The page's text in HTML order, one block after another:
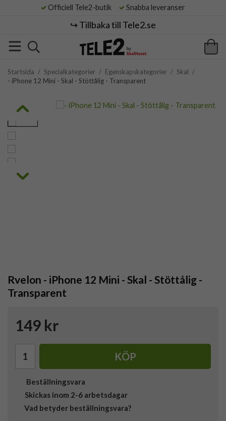
Officiell Tele2-butik Snabba leveranser
↪️ Tillbaka till Tele2.se
Startsida / Specialkategorier / Egenskapskategorier / Skal /
- iPhone 12 Mini - Skal - Stöttålig - Transparent
Rvelon - iPhone 12 Mini - Skal - Stöttålig -
Transparent
149 kr
KÖP
Beställningsvara
Skickas inom 2-6 arbetsdagar
Vad betyder beställningsvara?